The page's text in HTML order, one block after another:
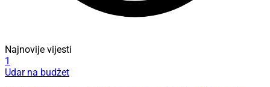
Najnovije vijesti
1
Udar na budžet